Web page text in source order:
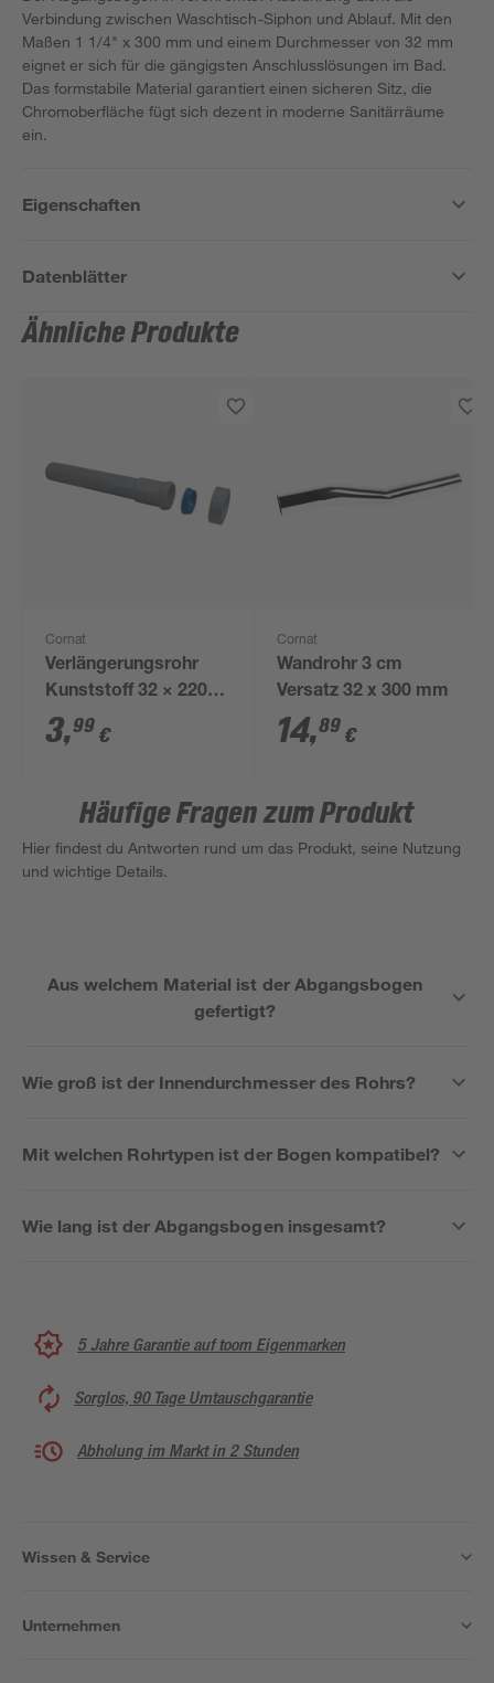
Verbindung zwischen Waschtisch-Siphon und Ablauf. Mit den
Maßen 1 1/4" x 300 mm und einem Durchmesser von 32 mm
eignet er sich für die gängigsten Anschlusslösungen im Bad.
Das formstabile Material garantiert einen sicheren Sitz, die
Chromoberfläche fügt sich dezent in moderne Sanitärräume
ein.
Eigenschaften
Datenblätter
Ähnliche Produkte
Cornat
Verlängerungsrohr
Kunststoff 32 × 220
mm
3,99 €
Cornat
Wandrohr 3 cm
Versatz 32 x 300 mm
14,89 €
Häufige Fragen zum Produkt
Hier findest du Antworten rund um das Produkt, seine Nutzung
und wichtige Details.
Aus welchem Material ist der Abgangsbogen
gefertigt?
Wie groß ist der Innendurchmesser des Rohrs?
Mit welchen Rohrtypen ist der Bogen kompatibel?
Wie lang ist der Abgangsbogen insgesamt?
5 Jahre Garantie auf toom Eigenmarken
Sorglos, 90 Tage Umtauschgarantie
Abholung im Markt in 2 Stunden
Wissen & Service
Unternehmen